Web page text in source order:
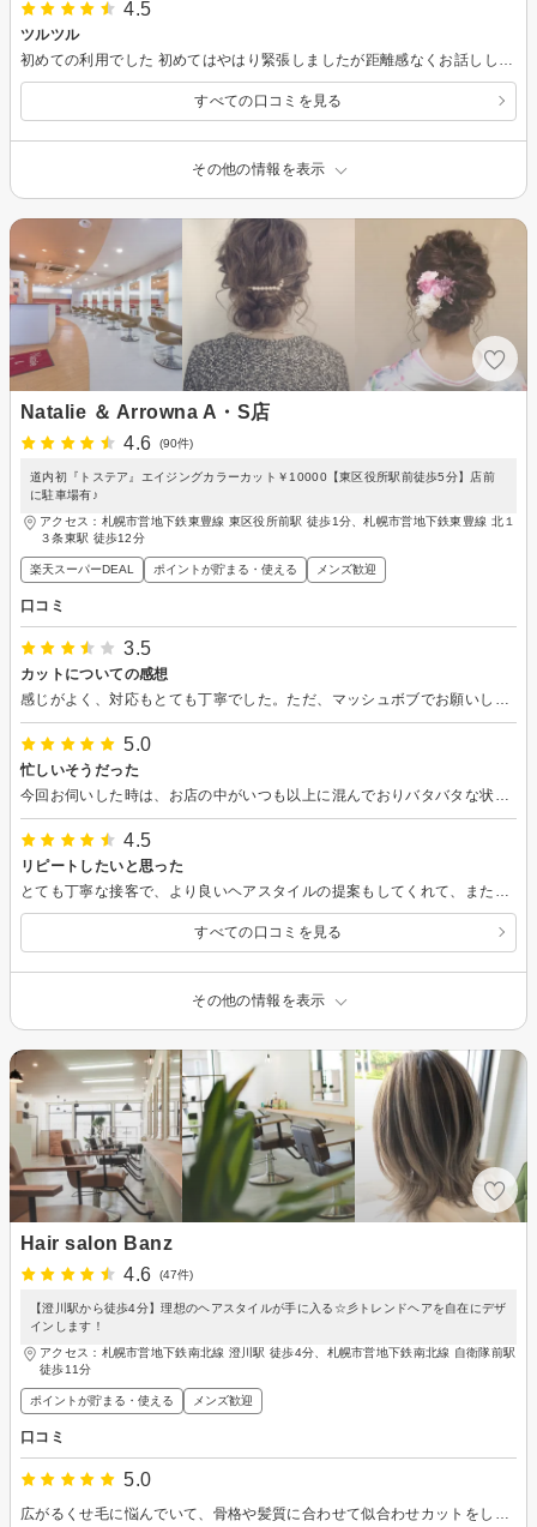
4.5
ツルツル
すべての口コミを見る
その他の情報を表示
Natalie ＆ Arrowna A・S店
4.6
(90件)
道内初『トステア』エイジングカラーカット￥10000【東区役所駅前徒歩5分】店前
に駐車場有♪
アクセス：札幌市営地下鉄東豊線 東区役所前駅 徒歩1分、札幌市営地下鉄東豊線 北１
３条東駅 徒歩12分
楽天スーパーDEAL ポイントが貯まる・使える メンズ歓迎
口コミ
3.5
カットについての感想
5.0
忙しいそうだった
4.5
リピートしたいと思った
すべての口コミを見る
その他の情報を表示
Hair salon Banz
4.6
(47件)
【澄川駅から徒歩4分】理想のヘアスタイルが手に入る☆彡トレンドヘアを自在にデザ
インします！
アクセス：札幌市営地下鉄南北線 澄川駅 徒歩4分、札幌市営地下鉄南北線 自衛隊前駅
徒歩11分
ポイントが貯まる・使える メンズ歓迎
口コミ
5.0